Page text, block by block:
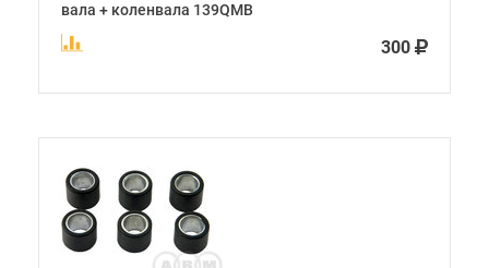
вала + коленвала 139QMB
300